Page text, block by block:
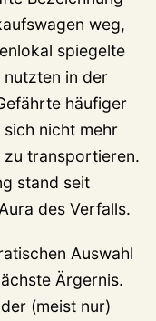
weg,
spiegelte
in der
häufiger
nicht mehr
zu transportieren.
stand seit
des Verfalls.
Auswahl
Ärgernis.
(meist nur)